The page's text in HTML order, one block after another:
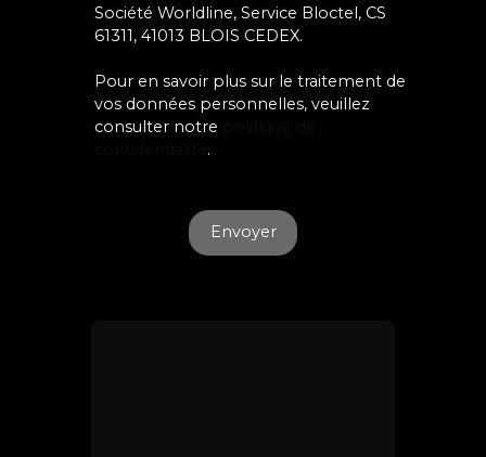
Société Worldline, Service Bloctel, CS
61311, 41013 BLOIS CEDEX.
Pour en savoir plus sur le traitement de
vos données personnelles, veuillez
consulter notre
.
Envoyer